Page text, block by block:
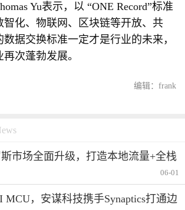
Yu表示，以 “ONE Record”标准
智化、物联网、区块链等开放、共
据交换标准一定才是行业的未来，
次蓬勃发展。
编辑：frank
市场全面升级，打造本地流量+全栈
06-01
MCU，安谋科技携手Synaptics打通边